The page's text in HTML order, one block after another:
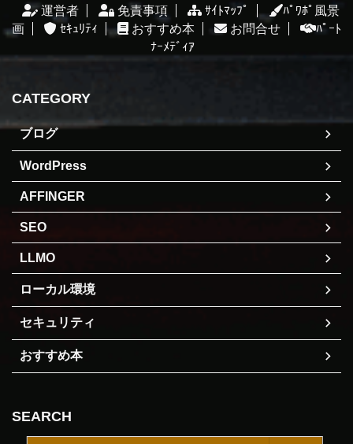
運営者 免責事項 ｻｲﾄﾏｯﾌﾟ
ﾊﾟﾜﾎﾟ風景
画
ｾｷｭﾘﾃｨ おすすめ本 お問合せ
ﾊﾟｰﾄ
ﾅｰﾒﾃﾞｨｱ
CATEGORY
ブログ
WordPress
AFFINGER
SEO
LLMO
ローカル環境
セキュリティ
おすすめ本
SEARCH